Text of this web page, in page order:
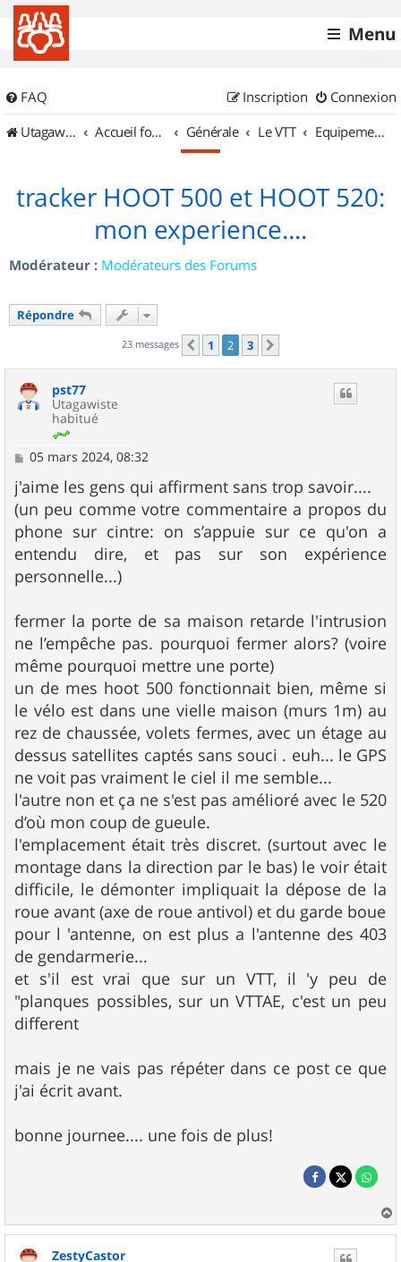
Menu
FAQ Connexion
Inscription
UtagawaVTT (Randos VTT et VTTAE avec traces GPS)
Accueil forum Générale Le VTT Equipements et Accessoires
tracker HOOT 500 et HOOT 520:
mon experience....
Modérateur : Modérateurs des Forums
Répondre
23 messages Précédent
1 2 3
pst77
Utagawiste
habitué
M
s
s
a
g
e
05 mars 2024, 08:32
j'aime les gens qui affirment sans trop savoir....
(un peu comme votre commentaire a propos du
phone sur cintre: on s’appuie sur ce qu'on a
entendu dire, et pas sur son expérience
personnelle...)
fermer la porte de sa maison retarde l'intrusion
ne l’empêche pas. pourquoi fermer alors? (voire
même pourquoi mettre une porte)
un de mes hoot 500 fonctionnait bien, même si
le vélo est dans une vielle maison (murs 1m) au
rez de chaussée, volets fermes, avec un étage au
dessus satellites captés sans souci . euh... le GPS
ne voit pas vraiment le ciel il me semble...
l'autre non et ça ne s'est pas amélioré avec le 520
d’où mon coup de gueule.
l'emplacement était très discret. (surtout avec le
montage dans la direction par le bas) le voir était
difficile, le démonter impliquait la dépose de la
roue avant (axe de roue antivol) et du garde boue
pour l 'antenne, on est plus a l'antenne des 403
de gendarmerie...
et s'il est vrai que sur un VTT, il 'y peu de
"planques possibles, sur un VTTAE, c'est un peu
different
mais je ne vais pas répéter dans ce post ce que
j'ai écrit avant.
bonne journee.... une fois de plus!
a
ZestyCastor